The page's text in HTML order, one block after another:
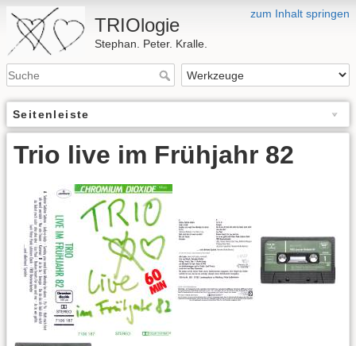
zum Inhalt springen
TRIOlogie
Stephan. Peter. Kralle.
Seitenleiste
Trio live im Frühjahr 82